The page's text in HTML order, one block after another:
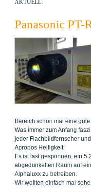
AKTUELL:
Panasonic PT-
Bereich schon mal eine
Was immer zum Anfang
jeder Flachbildfernseher
Apropos Helligkeit.
Es ist fast gesponnen, ein
abgedunkelten Raum auf
Alphaluxx zu betreiben.
Wir wollten einfach mal